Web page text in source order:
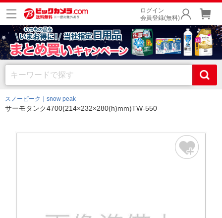
ログイン
会員登録(無料)
スノーピーク｜snow peak
サーモタンク4700(214×232×280(h)mm)TW-550